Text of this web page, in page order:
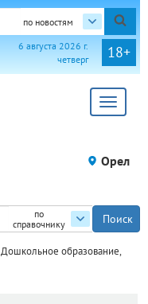
по новостям
18+
6 августа 2026 г.
четверг
Toggle
Орел
по
справочнику
Дошкольное образование,